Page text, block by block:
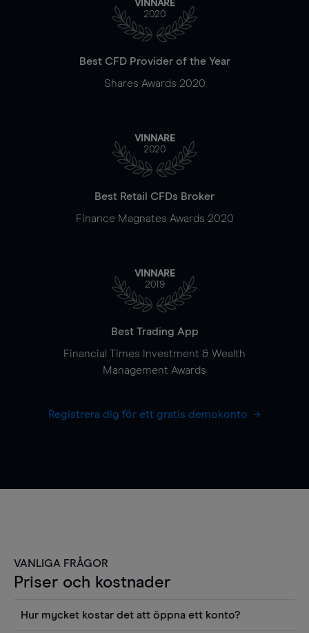
VINNARE
2020
Best CFD Provider of the Year
Shares Awards 2020
VINNARE
2020
Best Retail CFDs Broker
Finance Magnates Awards 2020
VINNARE
2019
Best Trading App
Financial Times Investment & Wealth
Management Awards
Registrera dig för ett gratis demokonto
VANLIGA FRÅGOR
Priser och kostnader
Hur mycket kostar det att öppna ett konto?